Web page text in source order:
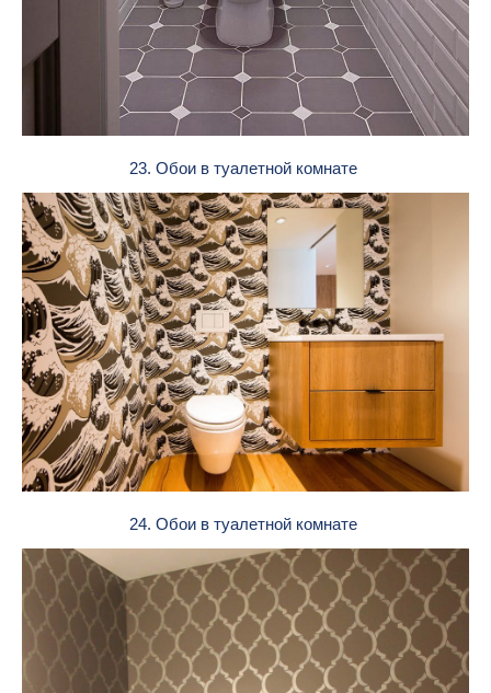
23. Обои в туалетной комнате
24. Обои в туалетной комнате